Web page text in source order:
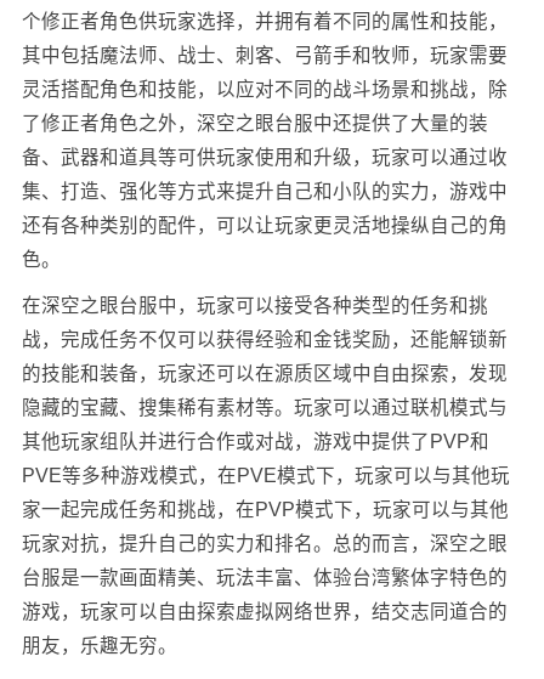
个修正者角色供玩家选择，并拥有着不同的属性和技能，
其中包括魔法师、战士、刺客、弓箭手和牧师，玩家需要
灵活搭配角色和技能，以应对不同的战斗场景和挑战，除
了修正者角色之外，深空之眼台服中还提供了大量的装
备、武器和道具等可供玩家使用和升级，玩家可以通过收
集、打造、强化等方式来提升自己和小队的实力，游戏中
还有各种类别的配件，可以让玩家更灵活地操纵自己的角
色。
在深空之眼台服中，玩家可以接受各种类型的任务和挑
战，完成任务不仅可以获得经验和金钱奖励，还能解锁新
的技能和装备，玩家还可以在源质区域中自由探索，发现
隐藏的宝藏、搜集稀有素材等。玩家可以通过联机模式与
其他玩家组队并进行合作或对战，游戏中提供了PVP和
PVE等多种游戏模式，在PVE模式下，玩家可以与其他玩
家一起完成任务和挑战，在PVP模式下，玩家可以与其他
玩家对抗，提升自己的实力和排名。总的而言，深空之眼
台服是一款画面精美、玩法丰富、体验台湾繁体字特色的
游戏，玩家可以自由探索虚拟网络世界，结交志同道合的
朋友，乐趣无穷。